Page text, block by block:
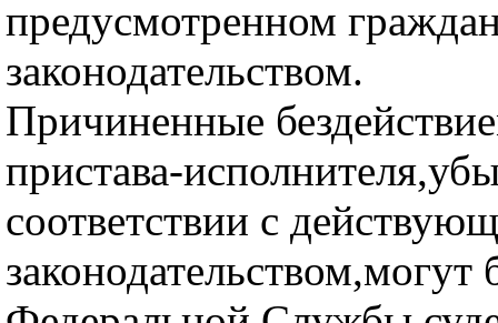
предусмотренном
законодательством.
Причиненные
пристава-
соответствии с